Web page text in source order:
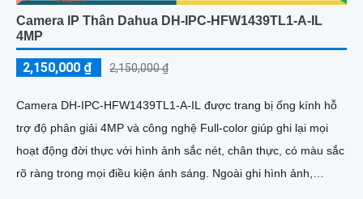
Camera IP Thân Dahua DH-IPC-HFW1439TL1-A-IL
4MP
2,150,000 ₫ 2,150,000 ₫
Camera DH-IPC-HFW1439TL1-A-IL được trang bị ống kính hỗ
trợ độ phân giải 4MP và công nghệ Full-color giúp ghi lại mọi
hoạt động đời thực với hình ảnh sắc nét, chân thực, có màu sắc
rõ ràng trong mọi điều kiện ánh sáng. Ngoài ghi hình ảnh,